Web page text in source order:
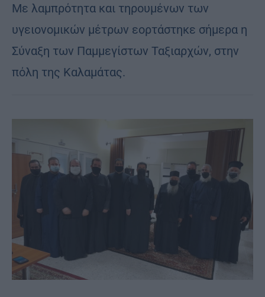
Με λαμπρότητα και τηρουμένων των
υγειονομικών μέτρων εορτάστηκε σήμερα η
Σύναξη των Παμμεγίστων Ταξιαρχών, στην
πόλη της Καλαμάτας.